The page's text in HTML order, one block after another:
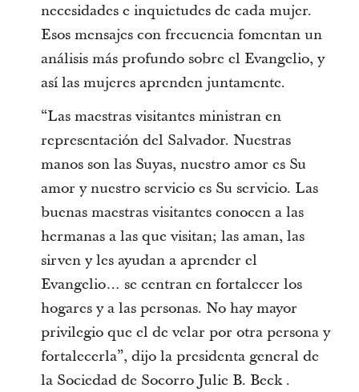
necesidades e inquietudes de cada mujer.
Esos mensajes con frecuencia fomentan un
análisis más profundo sobre el Evangelio, y
así las mujeres aprenden juntamente.
“Las maestras visitantes ministran en
representación del Salvador. Nuestras
manos son las Suyas, nuestro amor es Su
amor y nuestro servicio es Su servicio. Las
buenas maestras visitantes conocen a las
hermanas a las que visitan; las aman, las
sirven y les ayudan a aprender el
Evangelio… se centran en fortalecer los
hogares y a las personas. No hay mayor
privilegio que el de velar por otra persona y
fortalecerla”, dijo la presidenta general de
la Sociedad de Socorro Julie B. Beck .